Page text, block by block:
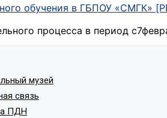
обучения в ГБПОУ «СМГК»
процесса в период
музей
связь
ПДН